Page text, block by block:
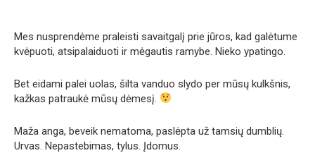
Mes nusprendėme praleisti savaitgalį prie jūros, kad galėtume
kvėpuoti, atsipalaiduoti ir mėgautis ramybe. Nieko ypatingo.
Bet eidami palei uolas, šilta vanduo slydo per mūsų kulkšnis,
kažkas patraukė mūsų dėmesį.
Maža anga, beveik nematoma, paslėpta už tamsių dumblių.
Urvas. Nepastebimas, tylus. Įdomus.